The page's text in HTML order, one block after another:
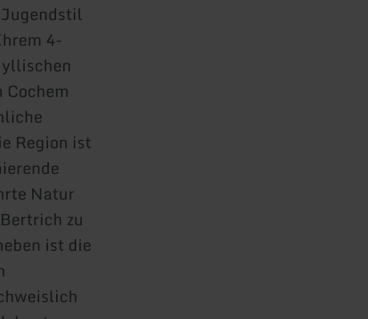
4-
Region ist
Natur
zu
ist die